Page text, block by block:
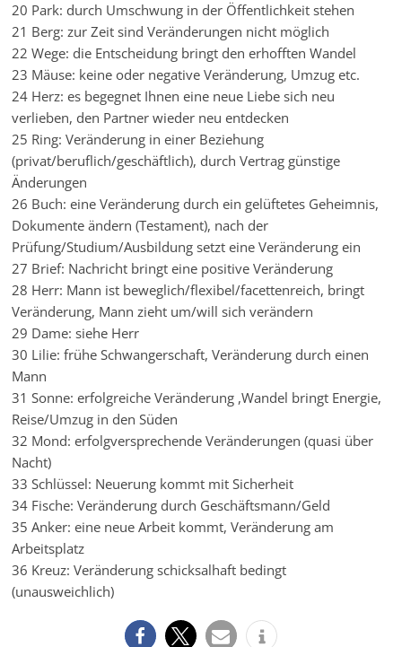
20 Park: durch Umschwung in der Öffentlichkeit stehen
21 Berg: zur Zeit sind Veränderungen nicht möglich
22 Wege: die Entscheidung bringt den erhofften Wandel
23 Mäuse: keine oder negative Veränderung, Umzug etc.
24 Herz: es begegnet Ihnen eine neue Liebe sich neu
verlieben, den Partner wieder neu entdecken
25 Ring: Veränderung in einer Beziehung
(privat/beruflich/geschäftlich), durch Vertrag günstige
Änderungen
26 Buch: eine Veränderung durch ein gelüftetes Geheimnis,
Dokumente ändern (Testament), nach der
Prüfung/Studium/Ausbildung setzt eine Veränderung ein
27 Brief: Nachricht bringt eine positive Veränderung
28 Herr: Mann ist beweglich/flexibel/facettenreich, bringt
Veränderung, Mann zieht um/will sich verändern
29 Dame: siehe Herr
30 Lilie: frühe Schwangerschaft, Veränderung durch einen
Mann
31 Sonne: erfolgreiche Veränderung ,Wandel bringt Energie,
Reise/Umzug in den Süden
32 Mond: erfolgversprechende Veränderungen (quasi über
Nacht)
33 Schlüssel: Neuerung kommt mit Sicherheit
34 Fische: Veränderung durch Geschäftsmann/Geld
35 Anker: eine neue Arbeit kommt, Veränderung am
Arbeitsplatz
36 Kreuz: Veränderung schicksalhaft bedingt
(unausweichlich)